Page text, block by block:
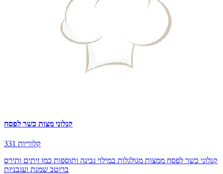
קנלוני מצות כשר לפסח
331 קלוריות
קנלוני כשר לפסח ממצות מגולגלות במילוי גבינה ותוספות כמו זיתים ותירס
ברוטב שמנת ועגבניות